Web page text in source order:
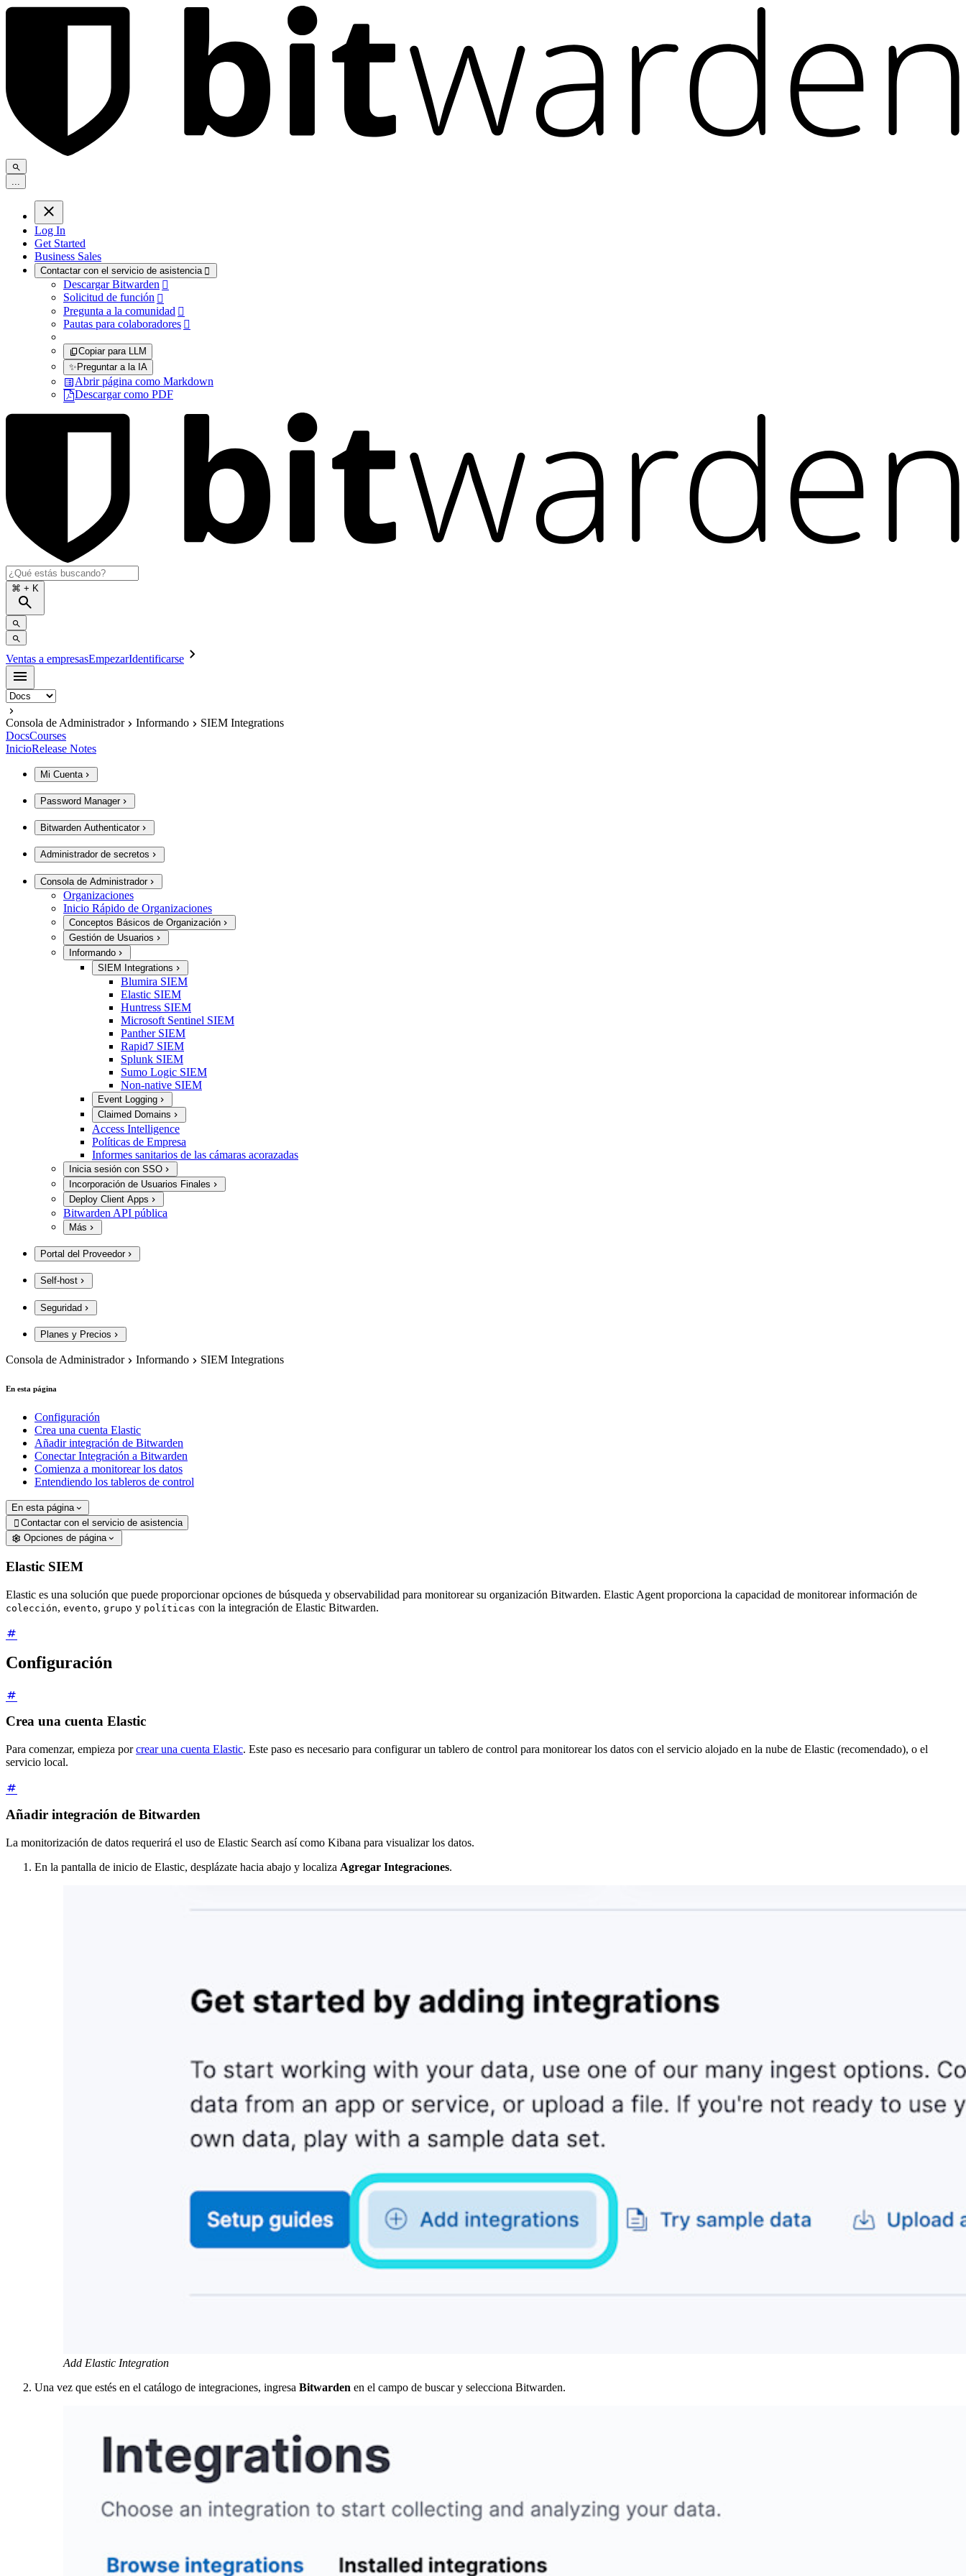
Log In
Get Started
Business Sales
Contactar con el servicio de asistencia 
Descargar Bitwarden 
Solicitud de función 
Pregunta a la comunidad 
Pautas para colaboradores 
Copiar para LLM
✨Preguntar a la IA
Abrir página como Markdown
Descargar como PDF
⌘ + K
Ventas a empresasEmpezarIdentificarse
Consola de Administrador Informando
SIEM Integrations
DocsCourses
InicioRelease Notes
Mi Cuenta
Password Manager
Bitwarden Authenticator
Administrador de secretos
Consola de Administrador
Organizaciones
Inicio Rápido de Organizaciones
Conceptos Básicos de Organización
Gestión de Usuarios
Informando
SIEM Integrations
Blumira SIEM
Elastic SIEM
Huntress SIEM
Microsoft Sentinel SIEM
Panther SIEM
Rapid7 SIEM
Splunk SIEM
Sumo Logic SIEM
Non-native SIEM
Event Logging
Claimed Domains
Access Intelligence
Políticas de Empresa
Informes sanitarios de las cámaras acorazadas
Inicia sesión con SSO
Incorporación de Usuarios Finales
Deploy Client Apps
Bitwarden API pública
Más
Portal del Proveedor
Self-host
Seguridad
Planes y Precios
Consola de Administrador Informando SIEM Integrations
En esta página
Configuración
Crea una cuenta Elastic
Añadir integración de Bitwarden
Conectar Integración a Bitwarden
Comienza a monitorear los datos
Entendiendo los tableros de control
En esta página
 Contactar con el servicio de asistencia
Opciones de página
Elastic SIEM
Elastic es una solución que puede proporcionar opciones de búsqueda y observabilidad para monitorear su organización Bitwarden. Elastic Agent proporciona la capacidad de monitorear información de
colección, evento, grupo y políticas con la integración de Elastic Bitwarden.
Configuración
Crea una cuenta Elastic
Para comenzar, empieza porcrear una cuenta Elastic. Este paso es necesario para configurar un tablero de control para monitorear los datos con el servicio alojado en la nube de Elastic (recomendado), o el
servicio local.
Añadir integración de Bitwarden
La monitorización de datos requerirá el uso de Elastic Search así como Kibana para visualizar los datos.
En la pantalla de inicio de Elastic, desplázate hacia abajo y localiza Agregar Integraciones.
Add Elastic Integration
Una vez que estés en el catálogo de integraciones, ingresa Bitwarden en el campo de buscar y selecciona Bitwarden.